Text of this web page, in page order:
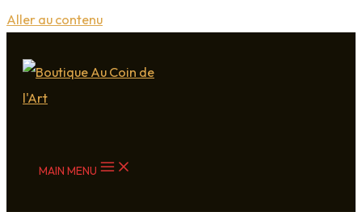
Aller au contenu
MAIN MENU